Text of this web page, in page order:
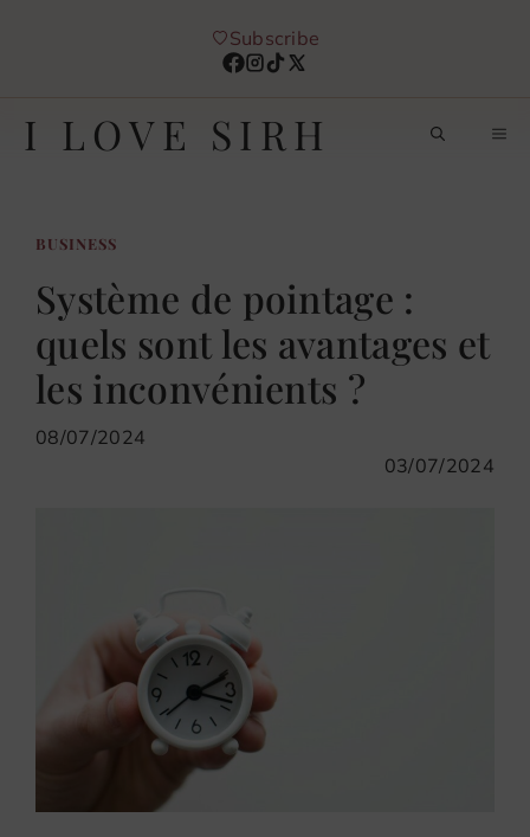
Subscribe
I LOVE SIRH
BUSINESS
Système de pointage :
quels sont les avantages et
les inconvénients ?
08/07/2024
03/07/2024